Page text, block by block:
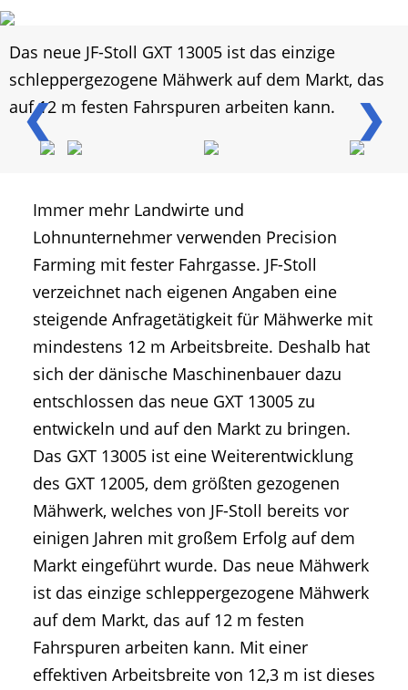
❮ ❯
Das neue JF-Stoll GXT 13005 ist das einzige
schleppergezogene Mähwerk auf dem Markt, das
auf 12 m festen Fahrspuren arbeiten kann.
Immer mehr Landwirte und
Lohnunternehmer verwenden Precision
Farming mit fester Fahrgasse. JF-Stoll
verzeichnet nach eigenen Angaben eine
steigende Anfragetätigkeit für Mähwerke mit
mindestens 12 m Arbeitsbreite. Deshalb hat
sich der dänische Maschinenbauer dazu
entschlossen das neue GXT 13005 zu
entwickeln und auf den Markt zu bringen.
Das GXT 13005 ist eine Weiterentwicklung
des GXT 12005, dem größten gezogenen
Mähwerk, welches von JF-Stoll bereits vor
einigen Jahren mit großem Erfolg auf dem
Markt eingeführt wurde. Das neue Mähwerk
ist das einzige schleppergezogene Mähwerk
auf dem Markt, das auf 12 m festen
Fahrspuren arbeiten kann. Mit einer
effektiven Arbeitsbreite von 12,3 m ist dieses